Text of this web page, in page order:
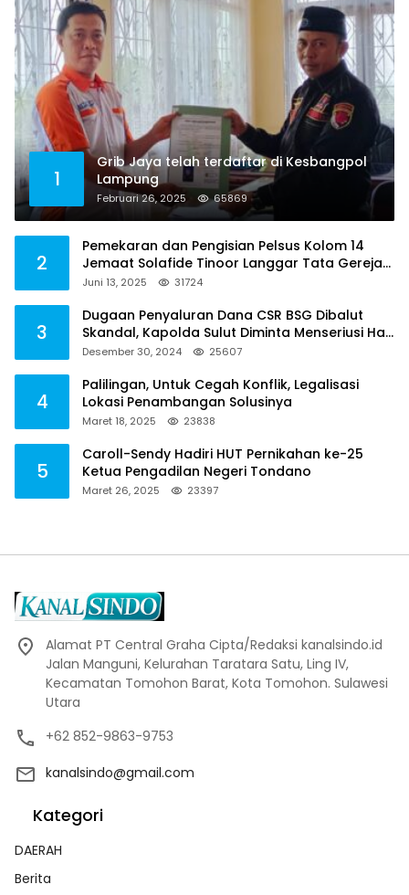
1
Grib Jaya telah terdaftar di Kesbangpol
Lampung
Februari 26, 2025 65869
2
Pemekaran dan Pengisian Pelsus Kolom 14
Jemaat Solafide Tinoor Langgar Tata Gereja
2021, Toreh : Ini Perbuatan Melawan Hukum
Juni 13, 2025 31724
3
Dugaan Penyaluran Dana CSR BSG Dibalut
Skandal, Kapolda Sulut Diminta Menseriusi Hal
ini
Desember 30, 2024 25607
4
Palilingan, Untuk Cegah Konflik, Legalisasi
Lokasi Penambangan Solusinya
Maret 18, 2025 23838
5
Caroll-Sendy Hadiri HUT Pernikahan ke-25
Ketua Pengadilan Negeri Tondano
Maret 26, 2025 23397
Alamat PT Central Graha Cipta/Redaksi kanalsindo.id
Jalan Manguni, Kelurahan Taratara Satu, Ling IV,
Kecamatan Tomohon Barat, Kota Tomohon. Sulawesi
Utara
+62 852-9863-9753
kanalsindo@gmail.com
Kategori
DAERAH
Berita